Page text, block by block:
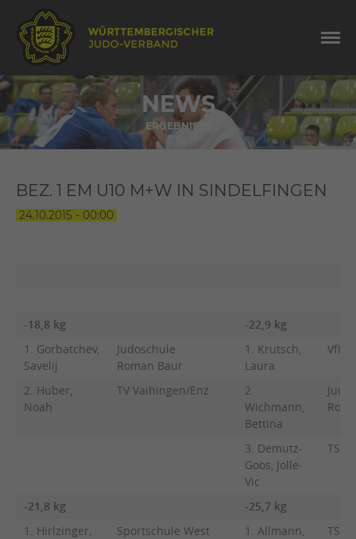
NEWS
ERGEBNISSE
BEZ. 1 EM U10 M+W IN SINDELFINGEN
24.10.2015 - 00:00
-18,8 kg
-22,9 kg
1. Gorbatchev,
Savelij
Judoschule
Roman Baur
1. Krutsch,
Laura
VfL
2. Huber,
Noah
TV Vaihingen/Enz
2.
Wichmann,
Bettina
3. Demutz-
Goos, Jolle-
Vic
TSV
-21,8 kg
-25,7 kg
1. Hirlzinger,
Sportschule West
1. Allmann,
TSV